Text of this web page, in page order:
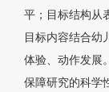
平；目标结构从
目标内容结合幼
体验、动作发展
保障研究的科学